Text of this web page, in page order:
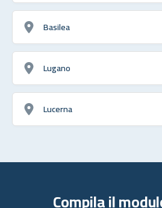
Basilea
Lugano
Lucerna
Compila il